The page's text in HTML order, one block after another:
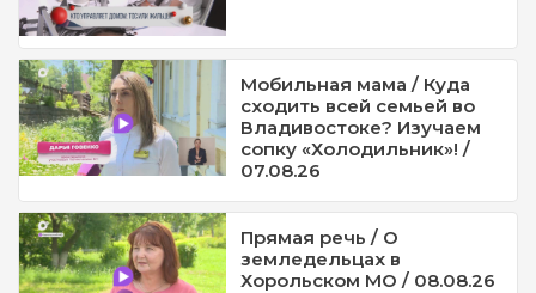
Мобильная мама / Куда
сходить всей семьей во
Владивостоке? Изучаем
сопку «Холодильник»! /
07.08.26
Прямая речь / О
земледельцах в
Хорольском МО / 08.08.26